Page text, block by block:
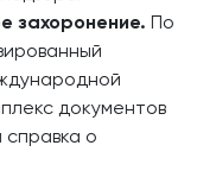
захоронение. По
документов
справка о